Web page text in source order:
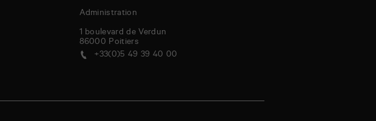
Administration
1 boulevard de Verdun
86000 Poitiers
+33(0)5 49 39 40 00